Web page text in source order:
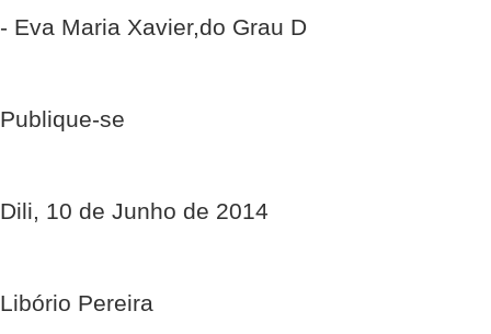
- Eva Maria Xavier,do Grau D
Publique-se
Dili, 10 de Junho de 2014
Libório Pereira